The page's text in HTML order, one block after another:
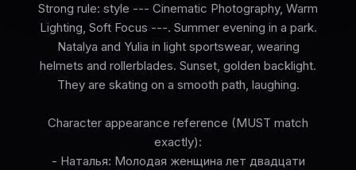
Strong rule: style --- Cinematic Photography, Warm
Lighting, Soft Focus ---. Summer evening in a park.
Natalya and Yulia in light sportswear, wearing
helmets and rollerblades. Sunset, golden backlight.
They are skating on a smooth path, laughing.
Character appearance reference (MUST match
exactly):
- Наталья: Молодая женщина лет двадцати